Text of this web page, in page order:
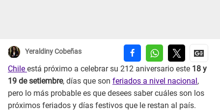
Yeraldiny Cobeñas
Chile está próximo a celebrar su 212 aniversario este 18 y
19 de setiembre, días que son feriados a nivel nacional ,
pero lo más probable es que desees saber cuáles son los
próximos feriados y días festivos que le restan al país.